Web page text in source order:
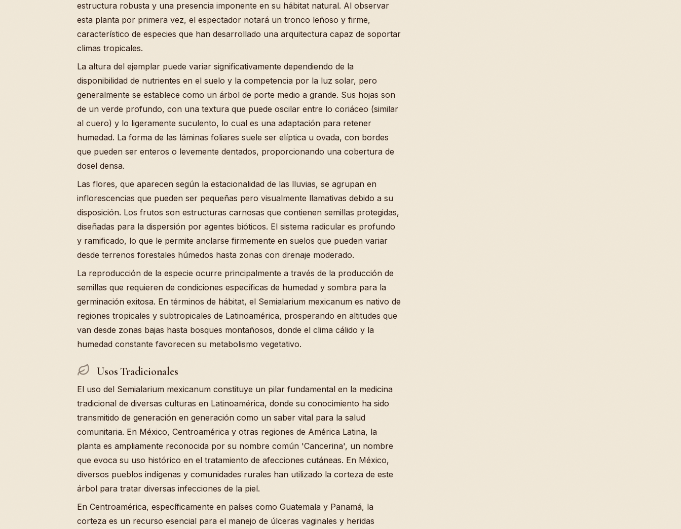
estructura robusta y una presencia imponente en su hábitat natural. Al observar
esta planta por primera vez, el espectador notará un tronco leñoso y firme,
característico de especies que han desarrollado una arquitectura capaz de soportar
climas tropicales.
La altura del ejemplar puede variar significativamente dependiendo de la
disponibilidad de nutrientes en el suelo y la competencia por la luz solar, pero
generalmente se establece como un árbol de porte medio a grande. Sus hojas son
de un verde profundo, con una textura que puede oscilar entre lo coriáceo (similar
al cuero) y lo ligeramente suculento, lo cual es una adaptación para retener
humedad. La forma de las láminas foliares suele ser elíptica u ovada, con bordes
que pueden ser enteros o levemente dentados, proporcionando una cobertura de
dosel densa.
Las flores, que aparecen según la estacionalidad de las lluvias, se agrupan en
inflorescencias que pueden ser pequeñas pero visualmente llamativas debido a su
disposición. Los frutos son estructuras carnosas que contienen semillas protegidas,
diseñadas para la dispersión por agentes bióticos. El sistema radicular es profundo
y ramificado, lo que le permite anclarse firmemente en suelos que pueden variar
desde terrenos forestales húmedos hasta zonas con drenaje moderado.
La reproducción de la especie ocurre principalmente a través de la producción de
semillas que requieren de condiciones específicas de humedad y sombra para la
germinación exitosa. En términos de hábitat, el Semialarium mexicanum es nativo de
regiones tropicales y subtropicales de Latinoamérica, prosperando en altitudes que
van desde zonas bajas hasta bosques montañosos, donde el clima cálido y la
humedad constante favorecen su metabolismo vegetativo.
Usos Tradicionales
El uso del Semialarium mexicanum constituye un pilar fundamental en la medicina
tradicional de diversas culturas en Latinoamérica, donde su conocimiento ha sido
transmitido de generación en generación como un saber vital para la salud
comunitaria. En México, Centroamérica y otras regiones de América Latina, la
planta es ampliamente reconocida por su nombre común 'Cancerina', un nombre
que evoca su uso histórico en el tratamiento de afecciones cutáneas. En México,
diversos pueblos indígenas y comunidades rurales han utilizado la corteza de este
árbol para tratar diversas infecciones de la piel.
En Centroamérica, específicamente en países como Guatemala y Panamá, la
corteza es un recurso esencial para el manejo de úlceras vaginales y heridas